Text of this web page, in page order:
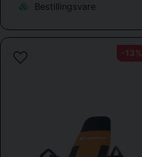
Bestillingsvare
-13%